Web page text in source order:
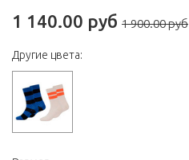
1 140.00 руб 1 900.00 руб
Другие цвета: